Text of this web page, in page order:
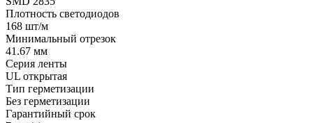
Плотность светодиодов
168 шт/м
Минимальный отрезок
41.67 мм
Серия ленты
UL открытая
Тип герметизации
Без герметизации
Гарантийный срок